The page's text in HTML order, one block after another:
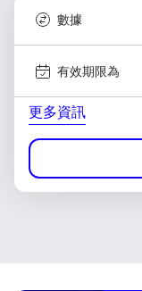
數據
有效期限為
更多資訊